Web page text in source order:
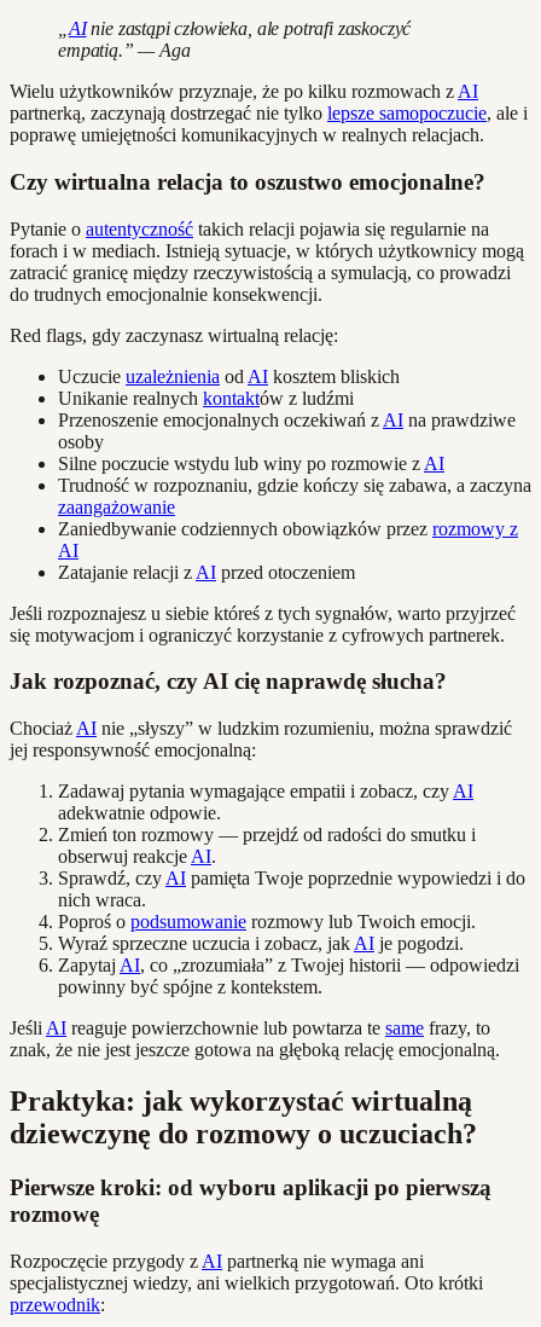
AInie zastąpi człowieka, ale potrafi zaskoczyć
empatią.” — Aga
Wielu użytkowników przyznaje, że po kilku rozmowach z AI
partnerką, zaczynają dostrzegać nie tylko lepsze samopoczucie, ale i
poprawę umiejętności komunikacyjnych w realnych relacjach.
Czy wirtualna relacja to oszustwo emocjonalne?
Pytanie o autentyczność takich relacji pojawia się regularnie na
forach i w mediach. Istnieją sytuacje, w których użytkownicy mogą
zatracić granicę między rzeczywistością a symulacją, co prowadzi
do trudnych emocjonalnie konsekwencji.
Red flags, gdy zaczynasz wirtualną relację:
Uczucie uzależnienia od AI kosztem bliskich
Unikanie realnych kontaktów z ludźmi
Przenoszenie emocjonalnych oczekiwań z AI na prawdziwe
osoby
Silne poczucie wstydu lub winy po rozmowie z AI
Trudność w rozpoznaniu, gdzie kończy się zabawa, a zaczyna
zaangażowanie
Zaniedbywanie codziennych obowiązków przez rozmowy z
AI
Zatajanie relacji z AI przed otoczeniem
Jeśli rozpoznajesz u siebie któreś z tych sygnałów, warto przyjrzeć
się motywacjom i ograniczyć korzystanie z cyfrowych partnerek.
Jak rozpoznać, czy AI cię naprawdę słucha?
Chociaż AI nie „słyszy” w ludzkim rozumieniu, można sprawdzić
jej responsywność emocjonalną:
Zadawaj pytania wymagające empatii i zobacz, czy AI
adekwatnie odpowie.
Zmień ton rozmowy — przejdź od radości do smutku i
obserwuj reakcje AI.
Sprawdź, czy AI pamięta Twoje poprzednie wypowiedzi i do
nich wraca.
Poproś o podsumowanie rozmowy lub Twoich emocji.
Wyraź sprzeczne uczucia i zobacz, jak AI je pogodzi.
Zapytaj AI, co „zrozumiała” z Twojej historii — odpowiedzi
powinny być spójne z kontekstem.
Jeśli AI reaguje powierzchownie lub powtarza te same frazy, to
znak, że nie jest jeszcze gotowa na głęboką relację emocjonalną.
Praktyka: jak wykorzystać wirtualną
dziewczynę do rozmowy o uczuciach?
Pierwsze kroki: od wyboru aplikacji po pierwszą
rozmowę
Rozpoczęcie przygody z AI partnerką nie wymaga ani
specjalistycznej wiedzy, ani wielkich przygotowań. Oto krótki
przewodnik: